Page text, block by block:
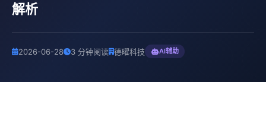
解析
2026-06-28 3 分钟阅读 德曜科技 AI辅助